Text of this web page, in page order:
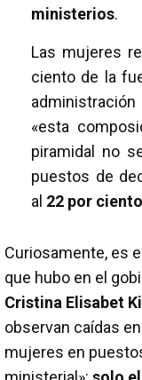
ministerios.
Las mujeres
ciento de la
«esta
piramidal no
puestos de
al 22 por ciento
Curiosamente, es
que hubo en el
Cristina Elisabet
observan caídas
mujeres en